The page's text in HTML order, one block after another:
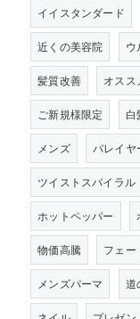
イイスタンダード
近くの美容院 ウ
髪質改善 オスス
ご新規様限定 白
メンズ バレイヤ
ツイストスパイラル
ホットペッパー
物価高騰 フェー
メンズパーマ 道